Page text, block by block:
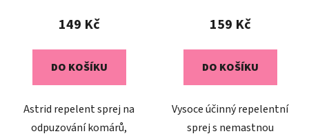
149 Kč
DO KOŠÍKU
Astrid repelent sprej na
odpuzování komárů,
159 Kč
DO KOŠÍKU
Vysoce účinný repelentní
sprej s nemastnou